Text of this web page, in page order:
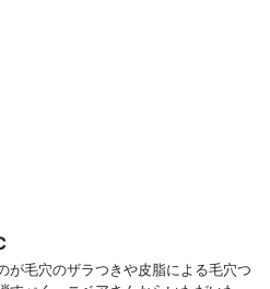
が毛穴のザラつきや皮脂による毛穴つ